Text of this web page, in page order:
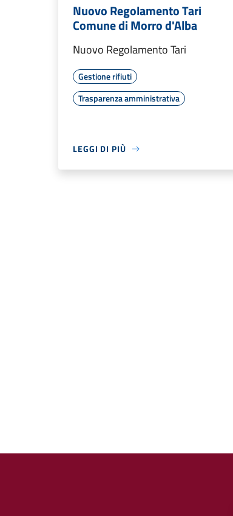
Nuovo Regolamento Tari
Comune di Morro d'Alba
Nuovo Regolamento Tari
Gestione rifiuti
Trasparenza amministrativa
LEGGI DI PIÙ